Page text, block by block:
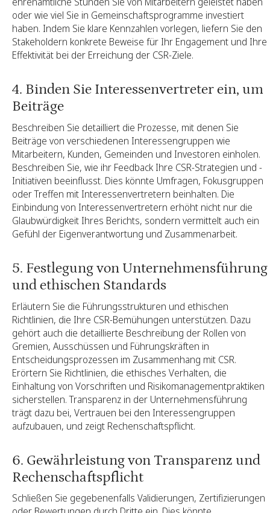
oder wie viel Sie in Gemeinschaftsprogramme investiert
haben. Indem Sie klare Kennzahlen vorlegen, liefern Sie den
Stakeholdern konkrete Beweise für Ihr Engagement und Ihre
Effektivität bei der Erreichung der CSR-Ziele.
4. Binden Sie Interessenvertreter ein, um
Beiträge
Beschreiben Sie detailliert die Prozesse, mit denen Sie
Beiträge von verschiedenen Interessengruppen wie
Mitarbeitern, Kunden, Gemeinden und Investoren einholen.
Beschreiben Sie, wie ihr Feedback Ihre CSR-Strategien und -
Initiativen beeinflusst. Dies könnte Umfragen, Fokusgruppen
oder Treffen mit Interessenvertretern beinhalten. Die
Einbindung von Interessenvertretern erhöht nicht nur die
Glaubwürdigkeit Ihres Berichts, sondern vermittelt auch ein
Gefühl der Eigenverantwortung und Zusammenarbeit.
5. Festlegung von Unternehmensführung
und ethischen Standards
Erläutern Sie die Führungsstrukturen und ethischen
Richtlinien, die Ihre CSR-Bemühungen unterstützen. Dazu
gehört auch die detaillierte Beschreibung der Rollen von
Gremien, Ausschüssen und Führungskräften in
Entscheidungsprozessen im Zusammenhang mit CSR.
Erörtern Sie Richtlinien, die ethisches Verhalten, die
Einhaltung von Vorschriften und Risikomanagementpraktiken
sicherstellen. Transparenz in der Unternehmensführung
trägt dazu bei, Vertrauen bei den Interessengruppen
aufzubauen, und zeigt Rechenschaftspflicht.
6. Gewährleistung von Transparenz und
Rechenschaftspflicht
Schließen Sie gegebenenfalls Validierungen, Zertifizierungen